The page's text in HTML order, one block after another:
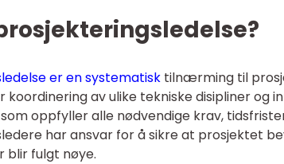
er en systematisk tilnærming til
koordinering av ulike tekniske disipliner og
oppfyller alle nødvendige krav,
har ansvar for å sikre at prosjektet
blir fulgt nøye.